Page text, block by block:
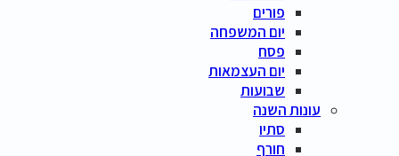
פורים
יום המשפחה
פסח
יום העצמאות
שבועות
עונות השנה
סתיו
חורף